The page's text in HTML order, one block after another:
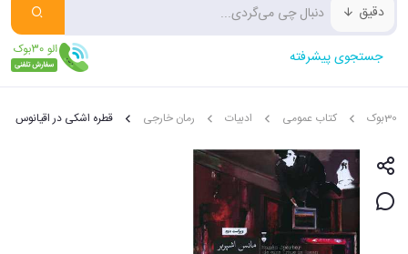
دقیق
جستجوی پیشرفته
30بوک کتاب عمومی ادبیات رمان خارجی قطره اشکی در اقیانوس